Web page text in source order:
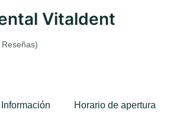
Vitaldent
Reseñas)
Información Horario de apertura